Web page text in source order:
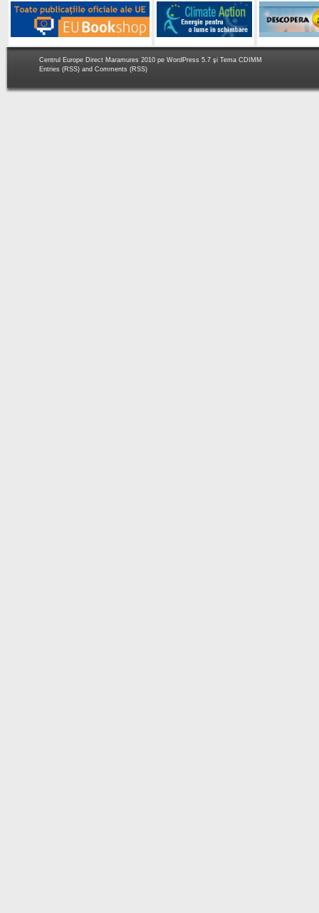
Centrul Europe Direct Maramures 2010 pe WordPress 5.7 şi Tema CDIMM
Entries (RSS) and Comments (RSS)